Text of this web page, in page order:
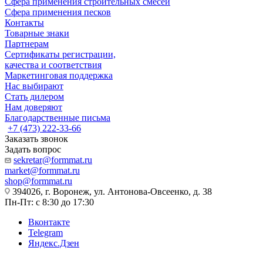
Сфера применения песков
Контакты
Товарные знаки
Партнерам
Сертификаты регистрации,
качества и соответствия
Маркетинговая поддержка
Нас выбирают
Стать дилером
Нам доверяют
Благодарственные письма
+7 (473) 222-33-66
Заказать звонок
Задать вопрос
sekretar@formmat.ru
market@formmat.ru
shop@formmat.ru
394026, г. Воронеж, ул. Антонова-Овсеенко, д. 38
Пн-Пт: с 8:30 до 17:30
Вконтакте
Telegram
Яндекс.Дзен